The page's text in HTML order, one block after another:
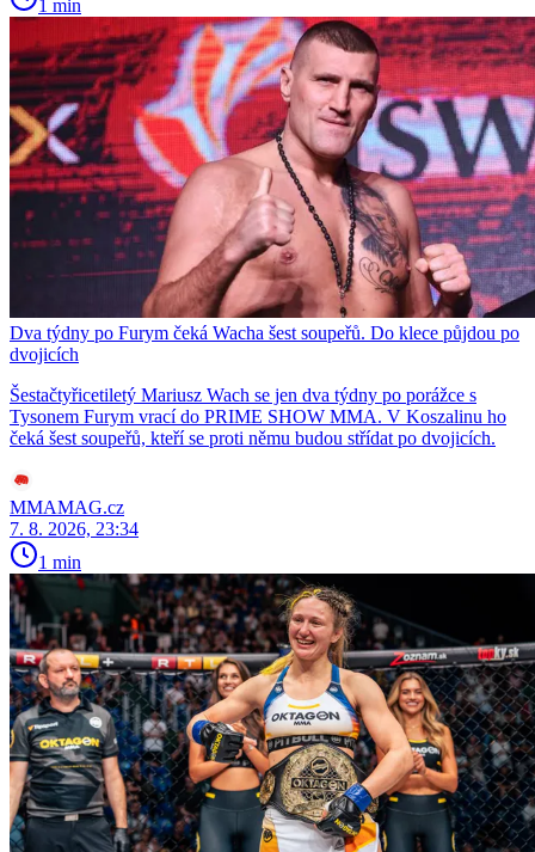
1 min
Dva týdny po Furym čeká Wacha šest soupeřů. Do klece půjdou po
dvojicích
Šestačtyřicetiletý Mariusz Wach se jen dva týdny po porážce s
Tysonem Furym vrací do PRIME SHOW MMA. V Koszalinu ho
čeká šest soupeřů, kteří se proti němu budou střídat po dvojicích.
MMAMAG.cz
7. 8. 2026, 23:34
1 min